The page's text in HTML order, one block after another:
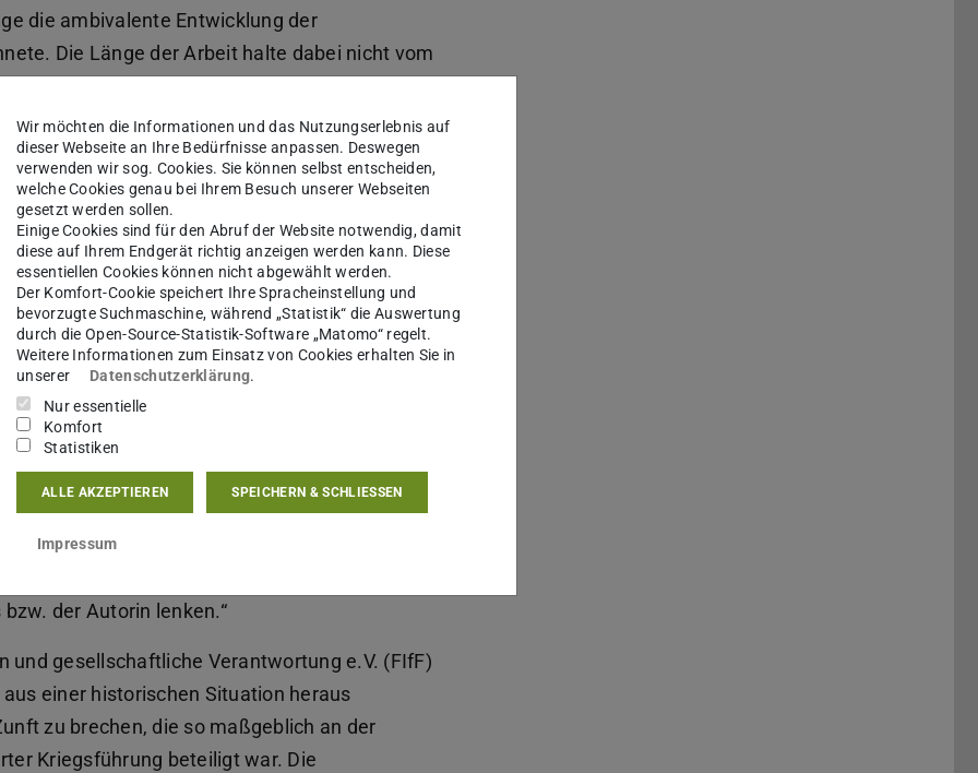
die ambivalente Entwicklung der
Die Länge der Arbeit halte dabei nicht vom
besetzte Jury, sondern erlaube durch das
auch internationaler Entwicklungen einen
über eine Prozess, der bis in die
in Erinnerung an den Wissenschaftler und
in Würdigung seiner Verdienste um
Weizenbaum war an der Gründung des FIfF
mit und trug durch seine
militaristische und friedensorientierte Haltung
die Bedeutung der Informatik für die
die kritische, öffentliche Auseinandersetzung
dringen. Mit dem Weizenbaum-
des wissenschaftlichen
der Öffentlichkeit auf das Thema
der Autorin lenken.“
und gesellschaftliche Verantwortung e.V. (FIfF)
einer historischen Situation heraus
zu brechen, die so maßgeblich an der
Kriegsführung beteiligt war. Die
Wir möchten die Informationen und das Nutzungserlebnis auf
dieser Webseite an Ihre Bedürfnisse anpassen. Deswegen
verwenden wir sog. Cookies. Sie können selbst entscheiden,
welche Cookies genau bei Ihrem Besuch unserer Webseiten
gesetzt werden sollen.
Einige Cookies sind für den Abruf der Website notwendig, damit
diese auf Ihrem Endgerät richtig anzeigen werden kann. Diese
essentiellen Cookies können nicht abgewählt werden.
Der Komfort-Cookie speichert Ihre Spracheinstellung und
bevorzugte Suchmaschine, während „Statistik“ die Auswertung
durch die Open-Source-Statistik-Software „Matomo“ regelt.
Weitere Informationen zum Einsatz von Cookies erhalten Sie in
unserer
Datenschutzerklärung.
Nur essentielle
Komfort
Statistiken
ALLE AKZEPTIEREN SPEICHERN & SCHLIESSEN
Impressum